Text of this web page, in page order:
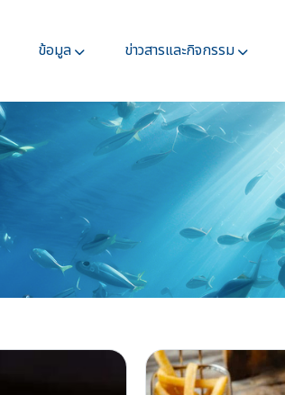
ข้อมูล ข่าวสารและกิจกรรม​